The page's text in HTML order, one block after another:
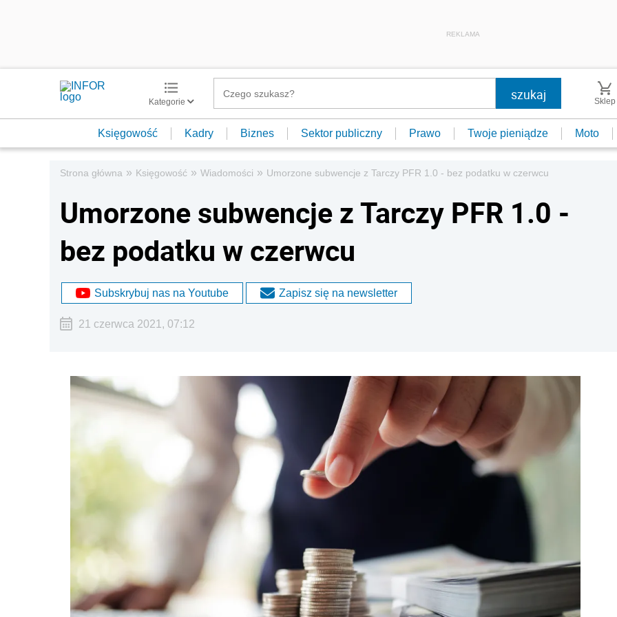
REKLAMA
Kategorie Sklep
Księgowość Kadry Biznes Sektor publiczny Prawo Twoje pieniądze Moto
Strona główna » Księgowość » Wiadomości » Umorzone subwencje z Tarczy PFR 1.0 - bez podatku w czerwcu
Umorzone subwencje z Tarczy PFR 1.0 -
bez podatku w czerwcu
Subskrybuj nas na Youtube Zapisz się na newsletter
21 czerwca 2021, 07:12